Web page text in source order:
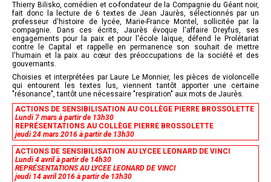
Thierry Bilisko, comédien et co-fondateur de la Compagnie du Géant noir,
fait donc la lecture de 6 textes de Jean Jaurès, sélectionnés par un
professeur d'histoire de lycée, Marie-France Montel, sollicitée par la
compagnie. Dans ces écrits, Jaurès évoque l'affaire Dreyfus, ses
engagements pour la paix et pour l'école laïque, défend le Prolétariat
contre le Capital et rappelle en permanence son souhait de mettre
l'humain et la paix au cœur des préoccupations de la société et des
gouvernants.
Choisies et interprétées par Laure Le Monnier, les pièces de violoncelle
qui entourent les textes lus, viennent tantôt apporter une certaine
"résonance", tantôt une nécessaire "respiration" aux mots de Jaurès.
ACTIONS DE SENSIBILISATION AU COLLÈGE PIERRE BROSSOLETTE
Lundi 7 mars à partir de 13h30
REPRÉSENTATIONS AU COLLÈGE PIERRE BROSSOLETTE
jeudi 24 mars 2016 à partir de 13h30
ACTIONS DE SENSIBILISATION AU LYCEE LEONARD DE VINCI
Lundi 4 avril à partir de 14h30
REPRÉSENTATIONS AU LYCEE LEONARD DE VINCI
jeudi 14 avril 2016 à partir de 13h30